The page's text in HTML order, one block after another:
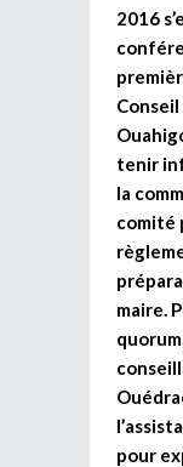
2016
tenir
la
comité
maire.
pour